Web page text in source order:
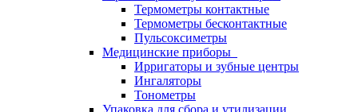
Термометры контактные
Термометры бесконтактные
Пульсоксиметры
Медицинские приборы
Ирригаторы и зубные центры
Ингаляторы
Тонометры
Упаковка для сбора и утилизации